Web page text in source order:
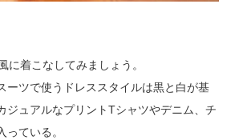
に着こなしてみましょう。
ーツで使うドレススタイルは黒と白が基
ジュアルなプリントTシャツやデニム、チ
っている。